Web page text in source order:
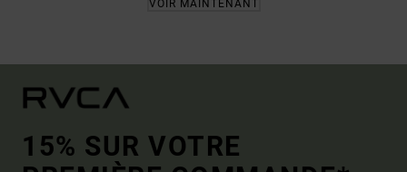
VOIR MAINTENANT
15% SUR VOTRE